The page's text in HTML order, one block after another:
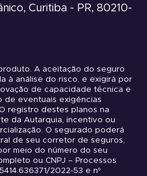
Curitiba - PR, 80210-
A aceitação do seguro
à análise do risco, e exigirá por
de capacidade técnica e
de eventuais exigências
registro destes planos na
da Autarquia, incentivo ou
O segurado poderá
de seu corretor de seguros,
meio do número do seu
ou CNPJ – Processos
2022-53 e nº